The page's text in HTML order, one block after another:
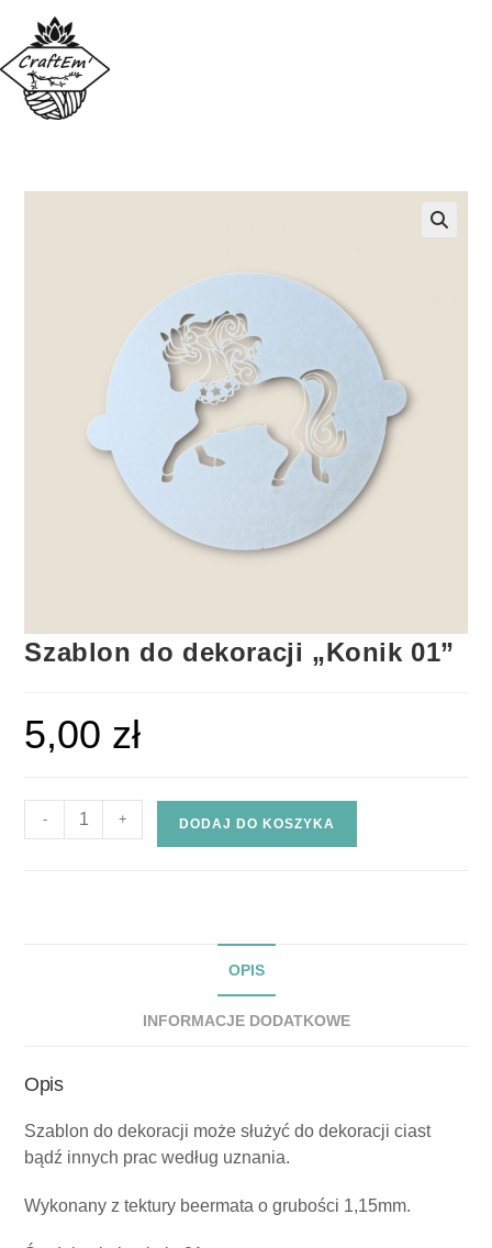
Szablon do dekoracji „Konik 01”
5,00 zł
- + DODAJ DO KOSZYKA
OPIS
INFORMACJE DODATKOWE
Opis
Szablon do dekoracji może służyć do dekoracji ciast
bądź innych prac według uznania.
Wykonany z tektury beermata o grubości 1,15mm.